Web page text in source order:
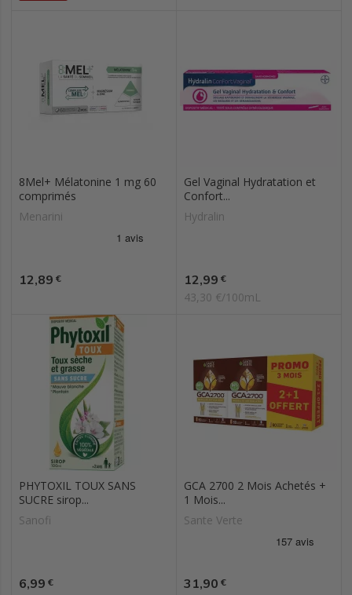
8Mel+ Mélatonine 1 mg 60
comprimés
Menarini
Prix
12,89 €
Gel Vaginal Hydratation et
Confort...
Hydralin
Prix
12,99 €
43,30 €/100mL
PHYTOXIL TOUX SANS
SUCRE sirop...
Sanofi
Prix
6,99 €
GCA 2700 2 Mois Achetés +
1 Mois...
Sante Verte
Prix
31,90 €